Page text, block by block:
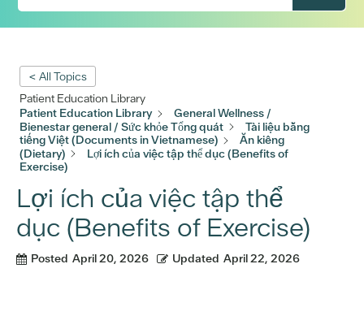
< All Topics
Patient Education Library
Patient Education Library
General Wellness /
Bienestar general / Sức khỏe Tổng quát
Tài liệu bằng
tiếng Việt (Documents in Vietnamese)
Ăn kiêng
(Dietary)
Lợi ích của việc tập thể dục (Benefits of
Exercise)
Lợi ích của việc tập thể
dục (Benefits of Exercise)
Posted April 20, 2026 Updated April 22, 2026